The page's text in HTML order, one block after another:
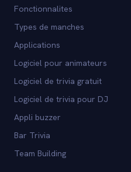
Fonctionnalites
Types de manches
Applications
Logiciel pour animateurs
Logiciel de trivia gratuit
Logiciel de trivia pour DJ
Appli buzzer
Bar Trivia
Team Building